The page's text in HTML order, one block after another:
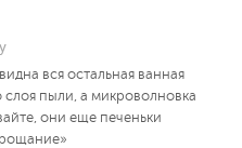
вся остальная ванная
слоя пыли, а микроволновка
они еще печеньки